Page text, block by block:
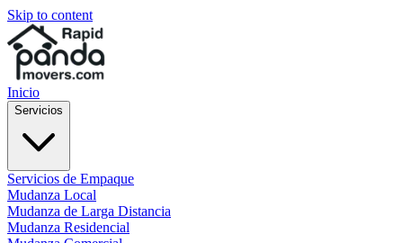
Skip to content
Inicio
Servicios
Servicios de Empaque
Mudanza Local
Mudanza de Larga Distancia
Mudanza Residencial